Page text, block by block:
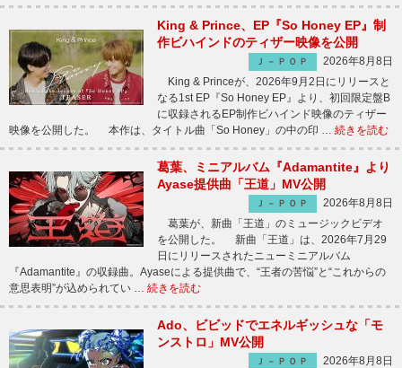
King & Prince、EP『So Honey EP』制
作ビハインドのティザー映像を公開
Ｊ－ＰＯＰ
2026年8月8日
King & Princeが、2026年9月2日にリリースと
なる1st EP『So Honey EP』より、初回限定盤B
に収録されるEP制作ビハインド映像のティザー
映像を公開した。 本作は、タイトル曲「So Honey」の中の印 … 続きを読む
葛葉、ミニアルバム『Adamantite』より
Ayase提供曲「王道」MV公開
Ｊ－ＰＯＰ
2026年8月8日
葛葉が、新曲「王道」のミュージックビデオ
を公開した。 新曲「王道」は、2026年7月29
日にリリースされたニューミニアルバム
『Adamantite』の収録曲。Ayaseによる提供曲で、“王者の苦悩”と“これからの
意思表明”が込められてい … 続きを読む
Ado、ビビッドでエネルギッシュな「モ
ンストロ」MV公開
Ｊ－ＰＯＰ
2026年8月8日